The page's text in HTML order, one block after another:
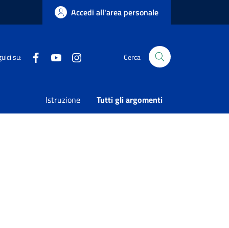
Accedi all'area personale
su: FacebookYoutube Cerca
Istruzione Tutti gli argomenti
ART. 85 DELLA L.R. N. 23/2018
Condividi Vedi azioni